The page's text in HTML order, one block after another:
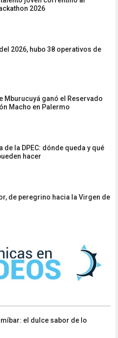
2026
2026, hubo 38 operativos de
Mburucuyá ganó el Reservado
Macho en Palermo
de la DPEC: dónde queda y qué
hacer
de peregrino hacia la Virgen de
el dulce sabor de lo